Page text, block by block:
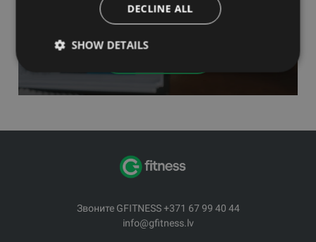
Мы предлагаем нашим клиентам варианты лизинга
и финансирования.
Звоните GFITNESS +371 67 99 40 44
info@gfitness.lv
DECLINE ALL
SHOW DETAILS